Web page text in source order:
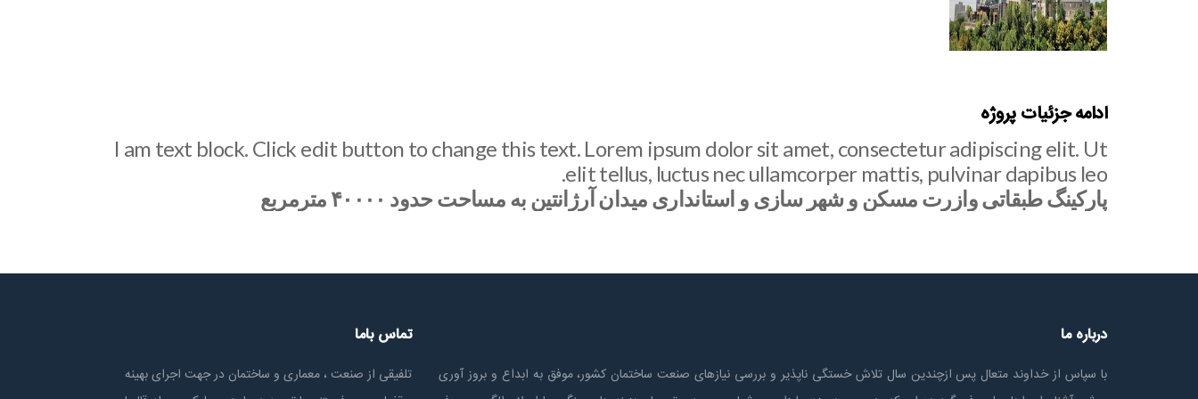
ادامه جزئیات پروژه
I am text block. Click edit button to change this text. Lorem ipsum dolor sit amet, consectetur adipiscing elit. Ut
elit tellus, luctus nec ullamcorper mattis, pulvinar dapibus leo.
پارکینگ طبقاتی وازرت مسکن و شهر سازی و استانداری میدان آرژانتین به مساحت حدود ۴۰۰۰۰ مترمربع
درباره ما
با سپاس از خداوند متعال پس ازچندين سال تلاش خستگی ناپذير و بررسی نیازهای صنعت ساختمان كشور، موفق به ابداع و بروز آوری
تماس باما
تلفیقی از صنعت ، معماری و ساختمان در جهت اجرای بهینه